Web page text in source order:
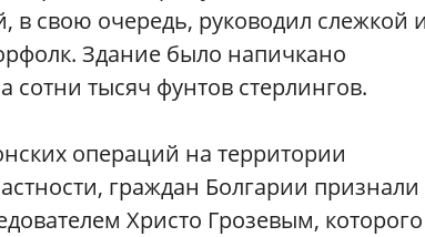
свою очередь, руководил слежкой
Здание было напичкано
тысяч фунтов стерлингов.
операций на территории
граждан Болгарии признали
Христо Грозевым, которого